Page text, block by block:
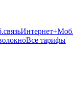
Все тарифы